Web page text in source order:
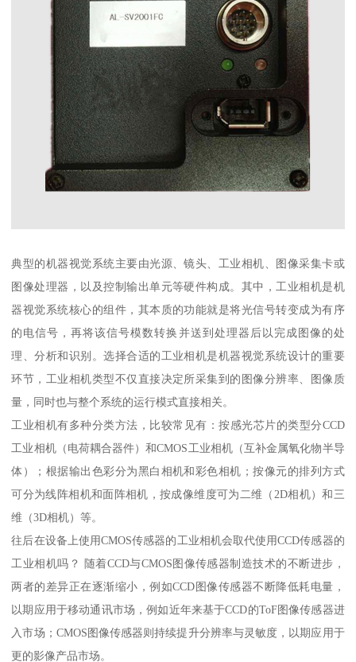
典型的机器视觉系统主要由光源、镜头、工业相机、图像采集卡或
图像处理器，以及控制输出单元等硬件构成。其中，工业相机是机
器视觉系统核心的组件，其本质的功能就是将光信号转变成为有序
的电信号，再将该信号模数转换并送到处理器后以完成图像的处
理、分析和识别。选择合适的工业相机是机器视觉系统设计的重要
环节，工业相机类型不仅直接决定所采集到的图像分辨率、图像质
量，同时也与整个系统的运行模式直接相关。
工业相机有多种分类方法，比较常见有：按感光芯片的类型分CCD
工业相机（电荷耦合器件）和CMOS工业相机（互补金属氧化物半导
体）；根据输出色彩分为黑白相机和彩色相机；按像元的排列方式
可分为线阵相机和面阵相机，按成像维度可为二维（2D相机）和三
维（3D相机）等。
往后在设备上使用CMOS传感器的工业相机会取代使用CCD传感器的
工业相机吗？ 随着CCD与CMOS图像传感器制造技术的不断进步，
两者的差异正在逐渐缩小，例如CCD图像传感器不断降低耗电量，
以期应用于移动通讯市场，例如近年来基于CCD的ToF图像传感器进
入市场；CMOS图像传感器则持续提升分辨率与灵敏度，以期应用于
更的影像产品市场。